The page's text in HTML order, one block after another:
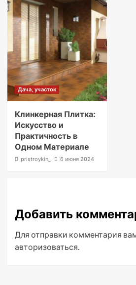
Дача, участок
Клинкерная Плитка:
Искусство и
Практичность в
Одном Материале
pristroykin_ 6 июня 2024
Добавить
Для отправки комментария
авторизоваться.